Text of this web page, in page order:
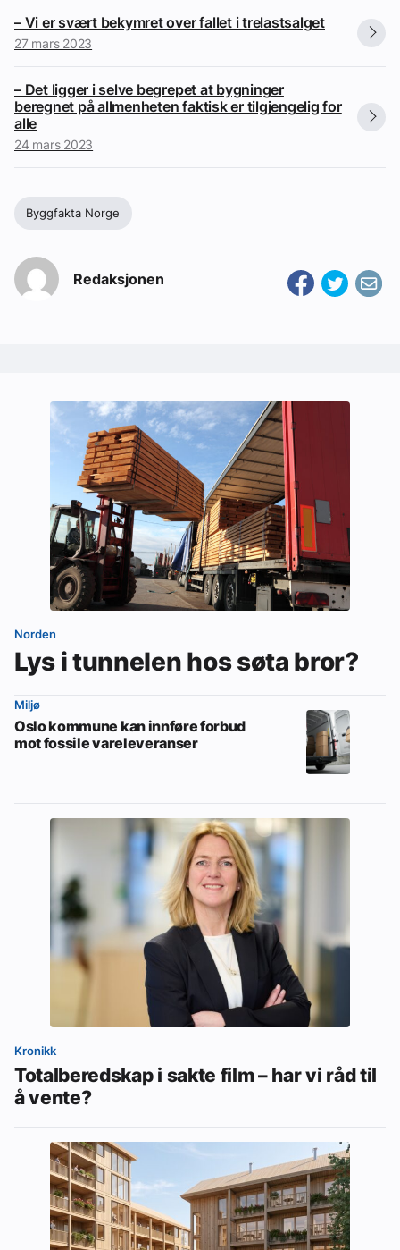
– Vi er svært bekymret over fallet i trelastsalget
27 mars 2023
– Det ligger i selve begrepet at bygninger
beregnet på allmenheten faktisk er tilgjengelig for
alle
24 mars 2023
Byggfakta Norge
Redaksjonen
Norden
Lys i tunnelen hos søta bror?
Miljø
Oslo kommune kan innføre forbud
mot fossile vareleveranser
Kronikk
Totalberedskap i sakte film – har vi råd til
å vente?